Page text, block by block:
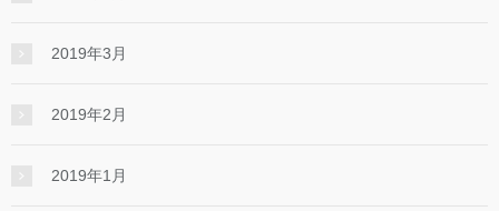
2019年3月
2019年2月
2019年1月